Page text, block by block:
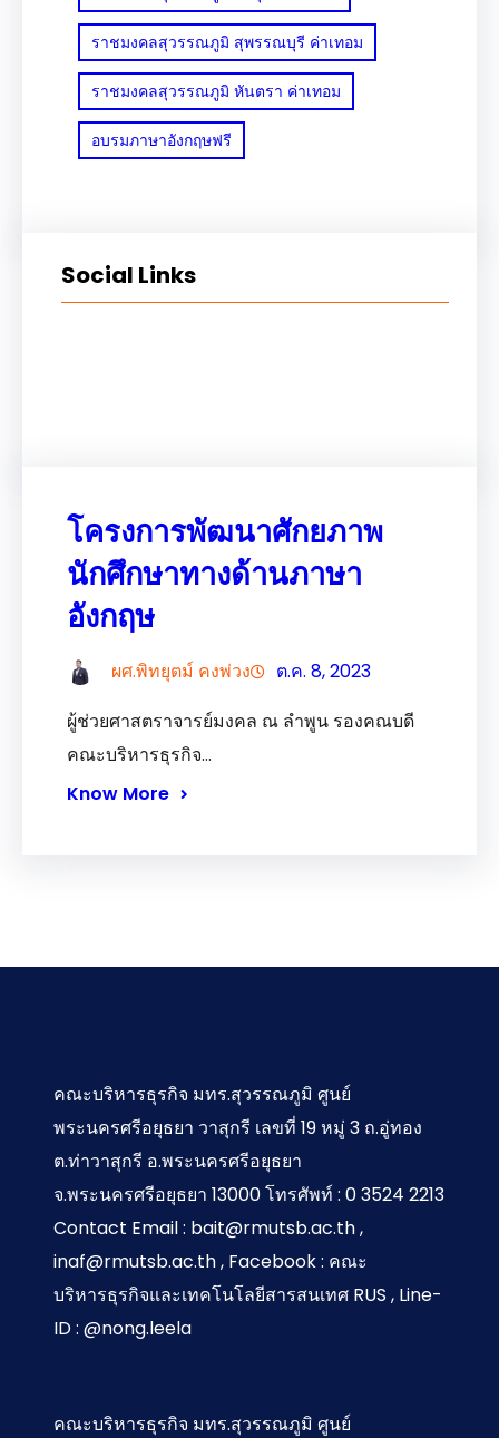
ราชมงคลสุวรรณภูมิ สุพรรณบุรี ค่าเทอม
ราชมงคลสุวรรณภูมิ หันตรา ค่าเทอม
อบรมภาษาอังกฤษฟรี
Social Links
โครงการพัฒนาศักยภาพ
นักศึกษาทางด้านภาษา
อังกฤษ
ผศ.พิทยุตม์ คงพ่วง
ต.ค. 8, 2023
ผู้ช่วยศาสตราจารย์มงคล ณ ลำพูน รองคณบดี
คณะบริหารธุรกิจ…
Know More
คณะบริหารธุรกิจ มทร.สุวรรณภูมิ ศูนย์
พระนครศรีอยุธยา วาสุกรี เลขที่ 19 หมู่ 3 ถ.อู่ทอง
ต.ท่าวาสุกรี อ.พระนครศรีอยุธยา
จ.พระนครศรีอยุธยา 13000 โทรศัพท์ : 0 3524 2213
Contact Email : bait@rmutsb.ac.th ,
inaf@rmutsb.ac.th , Facebook : คณะ
บริหารธุรกิจและเทคโนโลยีสารสนเทศ RUS , Line-
ID : @nong.leela
คณะบริหารธุรกิจ มทร.สุวรรณภูมิ ศูนย์